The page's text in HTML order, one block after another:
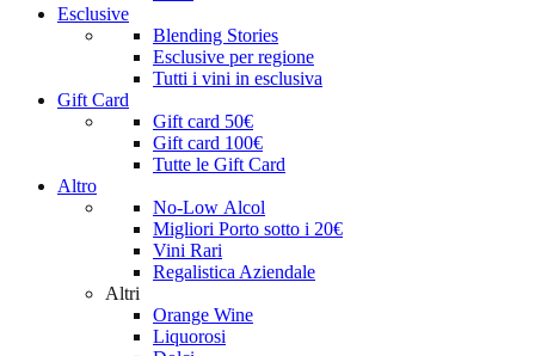
Esclusive
Blending Stories
Esclusive per regione
Tutti i vini in esclusiva
Gift Card
Gift card 50€
Gift card 100€
Tutte le Gift Card
Altro
No-Low Alcol
Migliori Porto sotto i 20€
Vini Rari
Regalistica Aziendale
Altri
Orange Wine
Liquorosi